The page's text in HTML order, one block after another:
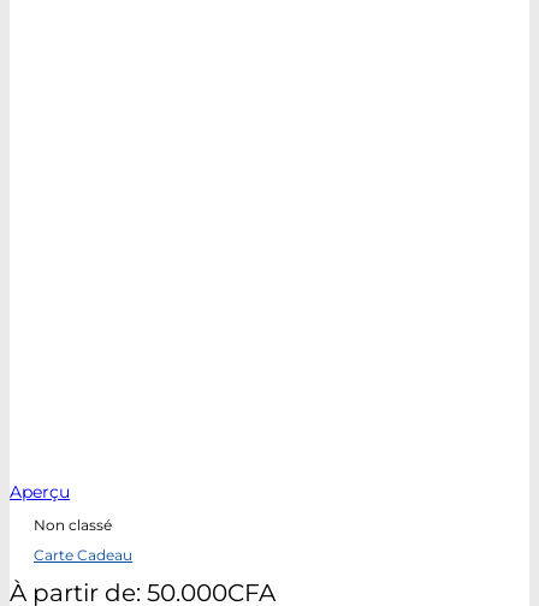
Aperçu
Non classé
Carte Cadeau
À partir de: 50.000CFA